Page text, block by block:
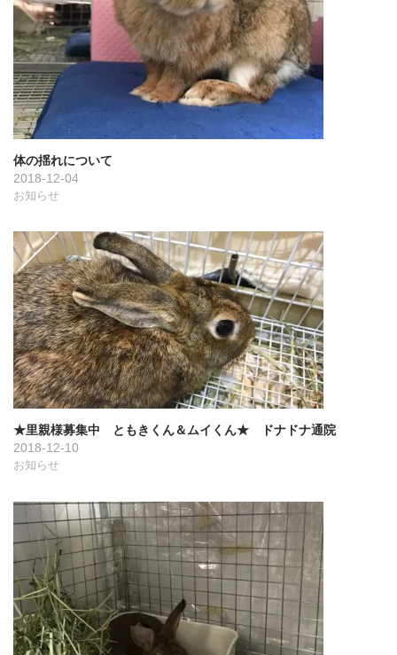
ン
体の揺れについて
2018-12-04
お知らせ
★里親様募集中 ともきくん＆ムイくん★ ドナドナ通院
2018-12-10
お知らせ